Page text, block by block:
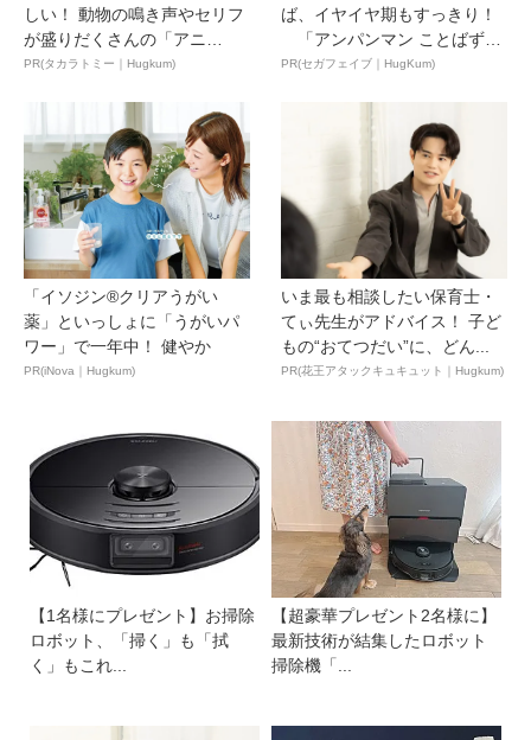
しい！ 動物の鳴き声やセリフ
が盛りだくさんの「アニ
ア ...
PR(タカラトミー｜Hugkum)
ば、イヤイヤ期もすっきり！
「アンパンマン ことばずか
ん...
PR(セガフェイブ｜HugKum)
「イソジン®クリアうがい
薬」といっしょに「うがいパ
ワー」で一年中！ 健やか
PR(iNova｜Hugkum)
いま最も相談したい保育士・
てぃ先生がアドバイス！ 子ど
もの“おてつだい”に、どん...
PR(花王アタックキュキュット｜Hugkum)
【1名様にプレゼント】お掃除
ロボット、「掃く」も「拭
く」もこれ...
【超豪華プレゼント2名様に】
最新技術が結集したロボット
掃除機「...